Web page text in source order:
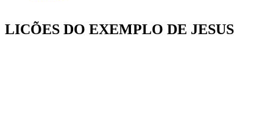
LICÕES DO EXEMPLO DE JESUS